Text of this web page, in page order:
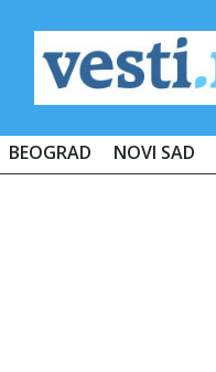
BEOGRAD NOVI SAD